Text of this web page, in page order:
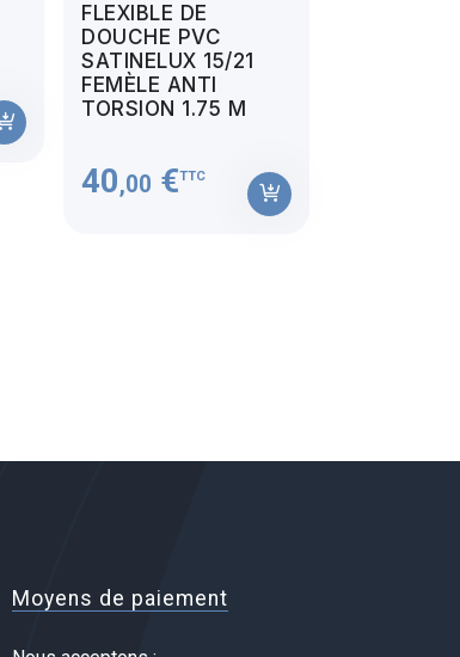
FLEXIBLE DE
DOUCHE PVC
SATINELUX 15/21
FEMÈLE ANTI
TORSION 1.75 M
40,00 €TTC
Moyens de paiement